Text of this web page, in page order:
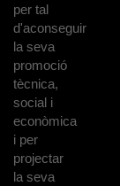
per tal
d'aconseguir
la seva
promoció
tècnica,
social i
econòmica
i per
projectar
la seva